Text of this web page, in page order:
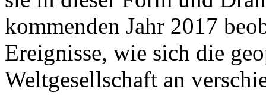
kommenden Jahr 2017
Ereignisse, wie sich die
Weltgesellschaft an